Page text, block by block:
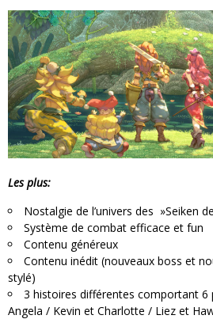
Les plus:
Nostalgie de l’univers des »Seiken
Système de combat efficace et fun
Contenu généreux
Contenu inédit (nouveaux boss et
stylé)
3 histoires différentes comportant 6
Angela / Kevin et Charlotte / Liez et